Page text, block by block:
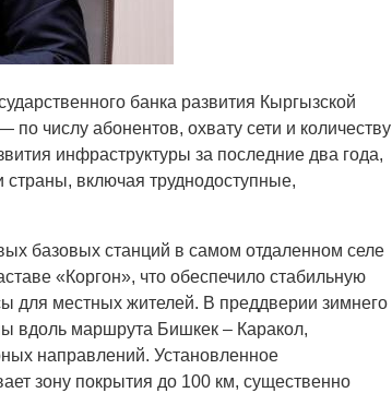
банка развития Кыргызской
числу абонентов, охвату сети и количеству
инфраструктуры за последние два года,
включая труднодоступные,
базовых станций в самом отдаленном селе
«Коргон», что обеспечило стабильную
для местных жителей. В преддверии зимнего
вдоль маршрута Бишкек – Каракол,
направлений. Установленное
зону покрытия до 100 км, существенно